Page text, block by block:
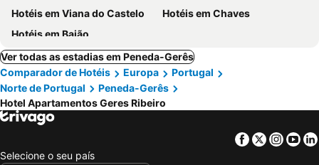
Hotéis em Viana do Castelo
Hotéis em Chaves
Hotéis em Baião
Ver todas as estadias em Peneda-Gerês
Comparador de Hotéis
Europa
Portugal
Norte de Portugal
Peneda-Gerês
Hotel Apartamentos Geres Ribeiro
Facebook
Twitter
Selecione o seu país